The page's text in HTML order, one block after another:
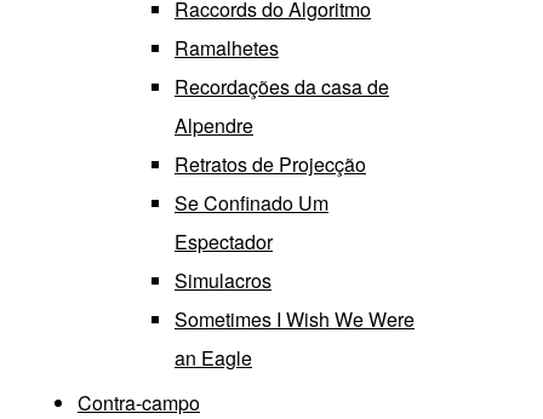
Raccords do Algoritmo
Ramalhetes
Recordações da casa de
Alpendre
Retratos de Projecção
Se Confinado Um
Espectador
Simulacros
Sometimes I Wish We Were
an Eagle
Contra-campo